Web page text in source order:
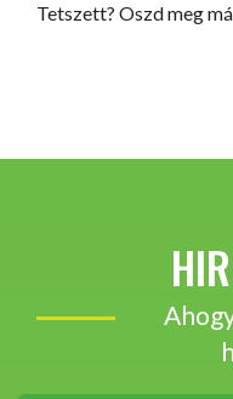
Tetszett? Oszd meg